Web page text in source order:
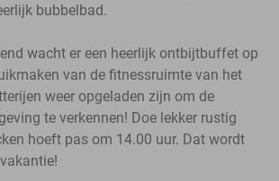
bubbelbad.
wacht er een heerlijk ontbijtbuffet op
van de fitnessruimte van het
weer opgeladen zijn om de
te verkennen! Doe lekker rustig
hoeft pas om 14.00 uur. Dat wordt